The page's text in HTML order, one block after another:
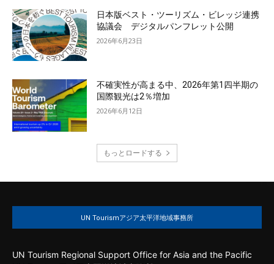
日本版ベスト・ツーリズム・ビレッジ連携
協議会 デジタルパンフレット公開
2026年6月23日
不確実性が高まる中、2026年第1四半期の
国際観光は2％増加
2026年6月12日
もっとロードする
UN Tourismアジア太平洋地域事務所
UN Tourism Regional Support Office for Asia and the Pacific